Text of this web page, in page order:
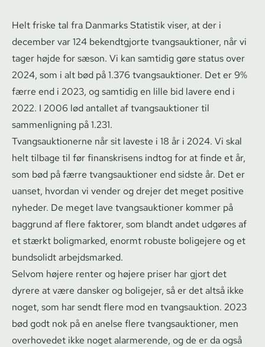
Helt friske tal fra Danmarks Statistik viser, at der i
december var 124 bekendtgjorte tvangs­auk­tio­ner, når vi
tager højde for sæson. Vi kan samtidig gøre status over
2024, som i alt bød på 1.376 tvangs­auk­tio­ner. Det er 9%
færre end i 2023, og samtidig en lille bid lavere end i
2022. I 2006 lød antallet af tvangs­auk­tio­ner til
sammenligning på 1.231.
Tvangs­auk­tio­ner­ne når sit laveste i 18 år i 2024. Vi skal
helt tilbage til før finanskrisens indtog for at finde et år,
som bød på færre tvangs­auk­tio­ner end sidste år. Det er
uanset, hvordan vi vender og drejer det meget positive
nyheder. De meget lave tvangs­auk­tio­ner kommer på
baggrund af flere faktorer, som blandt andet udgøres af
et stærkt boligmarked, enormt robuste boligejere og et
bundsolidt arbejdsmarked.
Selvom højere renter og højere priser har gjort det
dyrere at være dansker og boligejer, så er det altså ikke
noget, som har sendt flere mod en tvangsauktion. 2023
bød godt nok på en anelse flere tvangs­auk­tio­ner, men
overhovedet ikke noget alarmerende, og de er da også